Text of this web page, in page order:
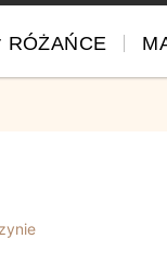
RÓŻAŃCE